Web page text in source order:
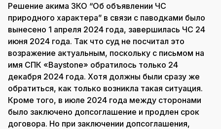
Решение акима ЗКО “Об объявлении ЧС
природного характера” в связи с паводками было
вынесено 1 апреля 2024 года, завершилась ЧС 24
июня 2024 года. Так что суд не посчитал это
возражение актуальным, поскольку с письмом на
имя СПК «Baystone» обратилось только 24
декабря 2024 года. Хотя должны были сразу же
обратиться, как только возникла такая ситуация.
Кроме того, в июле 2024 года между сторонами
было заключено допсоглашение и продлен срок
договора. Но при заключении допсоглашения,